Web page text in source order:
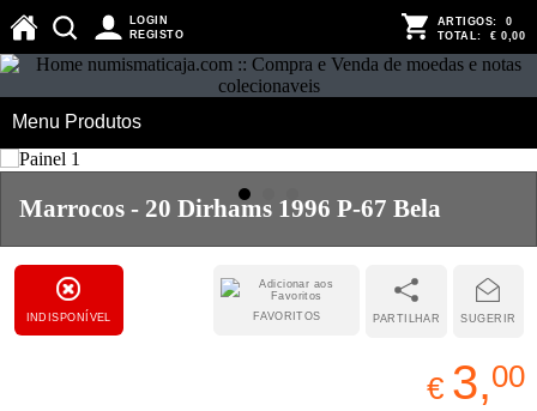
LOGIN
REGISTO
ARTIGOS: 0
TOTAL: € 0,00
Menu Produtos
Marrocos - 20 Dirhams 1996 P-67 Bela
INDISPONÍVEL SUGERIR
PARTILHAR
FAVORITOS
€ 3,00